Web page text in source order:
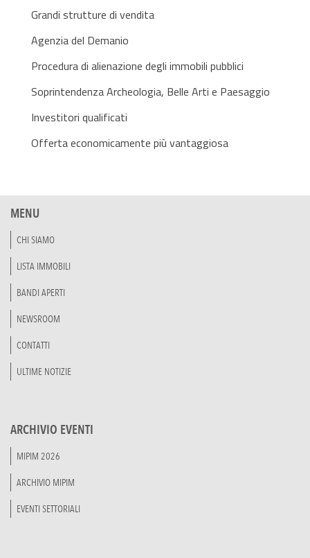
Grandi strutture di vendita
Agenzia del Demanio
Procedura di alienazione degli immobili pubblici
Soprintendenza Archeologia, Belle Arti e Paesaggio
Investitori qualificati
Offerta economicamente più vantaggiosa
MENU
CHI SIAMO
LISTA IMMOBILI
BANDI APERTI
NEWSROOM
CONTATTI
ULTIME NOTIZIE
ARCHIVIO EVENTI
MIPIM 2026
ARCHIVIO MIPIM
EVENTI SETTORIALI